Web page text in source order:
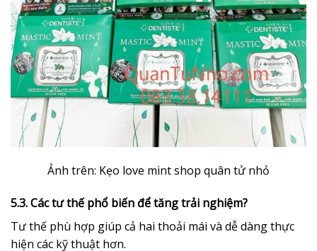
Ảnh trên: Kẹo love mint shop quân tử nhỏ
5.3. Các tư thế phổ biến để tăng trải nghiệm?
Tư thế phù hợp giúp cả hai thoải mái và dễ dàng thực
hiện các kỹ thuật hơn.